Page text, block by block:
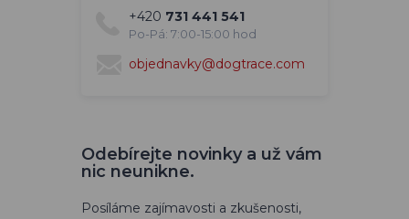
+420 731 441 541
Po-Pá: 7:00-15:00 hod
objednavky@dogtrace.com
Odebírejte novinky a už vám
nic neunikne.
Posíláme zajímavosti a zkušenosti,